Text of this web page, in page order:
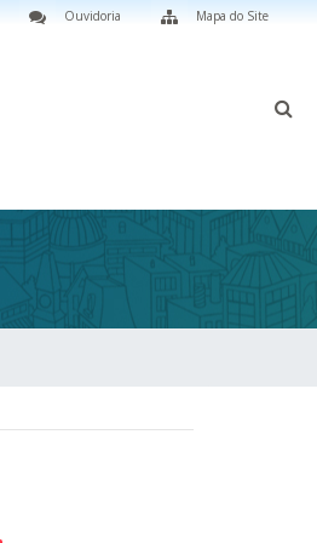
Mapa do Site
Ouvidoria